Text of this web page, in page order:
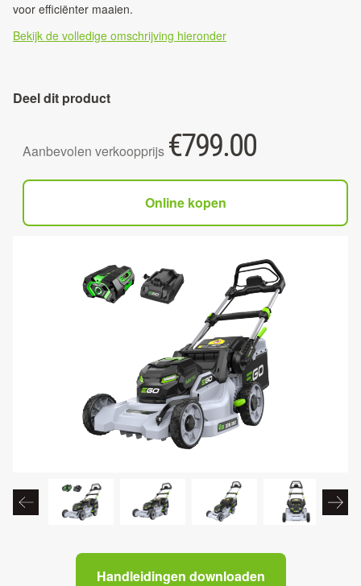
Handleidingen downloaden
voor efficiënter maaien.
Bekijk de volledige omschrijving hieronder
Deel dit product
Aanbevolen verkoopprijs €799.00
Online kopen